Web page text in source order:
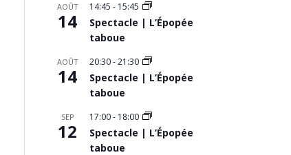
AOÛT
14
14:45 - 15:45
Spectacle | L’Épopée
taboue
AOÛT
14
20:30-21:30
Spectacle | L’Épopée
taboue
SEP
12
17:00- 18:00
Spectacle | L’Épopée
taboue